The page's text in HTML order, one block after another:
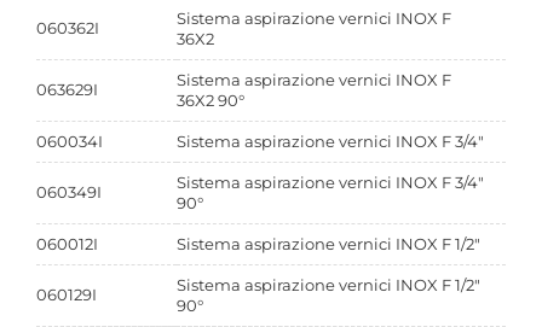
060362I
Sistema aspirazione vernici INOX F
36X2
063629I
Sistema aspirazione vernici INOX F
36X2 90°
060034I Sistema aspirazione vernici INOX F 3/4"
060349I
Sistema aspirazione vernici INOX F 3/4"
90°
060012I Sistema aspirazione vernici INOX F 1/2"
060129I
Sistema aspirazione vernici INOX F 1/2"
90°